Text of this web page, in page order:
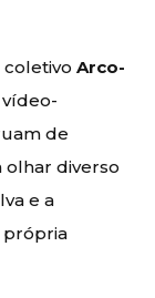
coletivoArco-
vídeo-
de
olhar diverso
e a
própria